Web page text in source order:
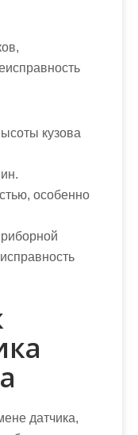
кузова
особенно
датчика,